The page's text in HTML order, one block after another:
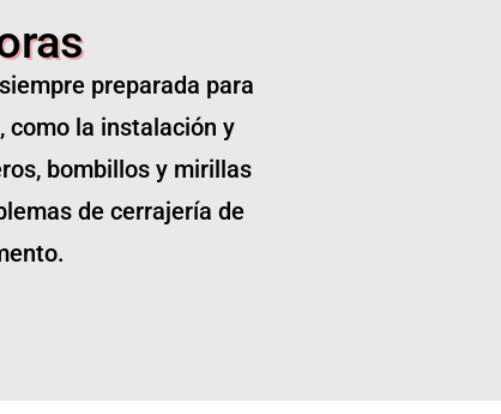
preparada para
como la instalación y
bombillos y mirillas
de cerrajería de